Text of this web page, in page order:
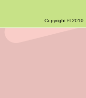
Copyright ©